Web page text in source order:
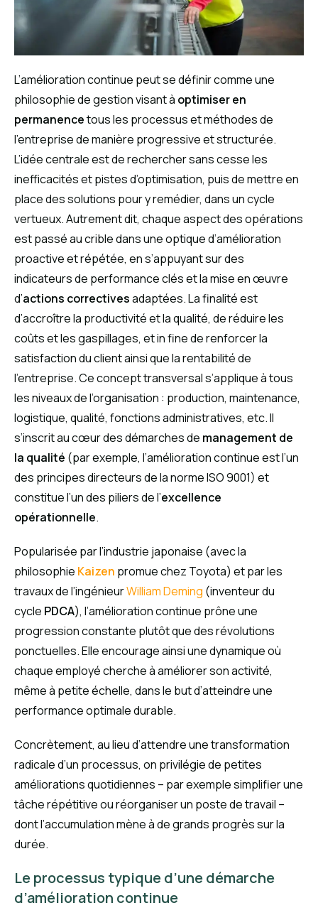
L’amélioration continue peut se définir comme une
philosophie de gestion visant à optimiser en
permanencetous les processus et méthodes de
l’entreprise de manière progressive et structurée.
L’idée centrale est de rechercher sans cesse les
inefficacités et pistes d’optimisation, puis de mettre en
place des solutions pour y remédier, dans un cycle
vertueux. Autrement dit, chaque aspect des opérations
est passé au crible dans une optique d’amélioration
proactive et répétée, en s’appuyant sur des
indicateurs de performance clés et la mise en œuvre
d’actions correctivesadaptées. La finalité est
d’accroître la productivité et la qualité, de réduire les
coûts et les gaspillages, et in fine de renforcer la
satisfaction du client ainsi que la rentabilité de
l’entreprise. Ce concept transversal s’applique à tous
les niveaux de l’organisation : production, maintenance,
logistique, qualité, fonctions administratives, etc. Il
s’inscrit au cœur des démarches de management de
la qualité (par exemple, l’amélioration continue est l’un
des principes directeurs de la norme ISO 9001) et
constitue l’un des piliers de l’excellence
opérationnelle.
Popularisée par l’industrie japonaise (avec la
philosophie Kaizen promue chez Toyota) et par les
travaux de l’ingénieurWilliam Deming (inventeur du
cycle PDCA), l’amélioration continue prône une
progression constante plutôt que des révolutions
ponctuelles. Elle encourage ainsi une dynamique où
chaque employé cherche à améliorer son activité,
même à petite échelle, dans le but d’atteindre une
performance optimale durable.
Concrètement, au lieu d’attendre une transformation
radicale d’un processus, on privilégie de petites
améliorations quotidiennes – par exemple simplifier une
tâche répétitive ou réorganiser un poste de travail –
dont l’accumulation mène à de grands progrès sur la
durée.
Le processus typique d’une démarche
d’amélioration continue